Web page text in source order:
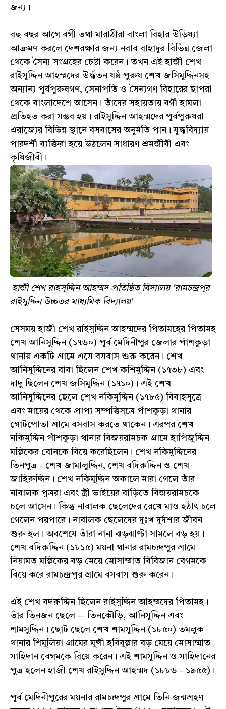
জন্য।
বহু বছর আগে বর্গী তথা মারাঠীরা বাংলা বিহার উড়িষ্যা
আক্রমণ করলে দেশরক্ষার জন্য নবাব বাহাদুর বিভিন্ন জেলা
থেকে সৈন্য সংগ্রহের চেষ্টা করেন। তখন এই হাজী শেখ
রাইসুদ্দিন আহম্মদের উর্দ্ধতন ষষ্ঠ পুরুষ শেখ জসিমুদ্দিনসহ
অন্যান্য পূর্বপুরুষগণ, সেনাপতি ও সৈন্যগণ বিহারের ছাপরা
থেকে বাংলাদেশে আসেন। তাঁদের সহায়তায় বর্গী হামলা
প্রতিহত করা সম্ভব হয়। রাইসুদ্দিন আহম্মদের পূর্বপুরুষরা
এরাজ্যের বিভিন্ন স্থানে বসবাসের অনুমতি পান। যুদ্ধবিদ্যায়
পারদর্শী ব্যক্তিরা হয়ে উঠলেন সাধারণ শ্রমজীবী এবং
কৃষিজীবী।
হাজী শেখ রাইসুদ্দিন আহম্মদ প্রতিষ্ঠিত বিদ্যালয় 'রামচন্দ্রপুর
রাইসুদ্দিন উচ্চতর মাধ্যমিক বিদ্যালয়'
সেসময় হাজী শেখ রাইসুদ্দিন আহম্মদের পিতামহের পিতামহ
শেখ আনিসুদ্দিন (১৭৬০) পূর্ব মেদিনীপুর জেলার পাঁশকুড়া
থানায় একটি গ্রামে এসে বসবাস শুরু করেন। শেখ
আনিসুদ্দিনের বাবা ছিলেন শেখ কশিমুদ্দিন (১৭৩৮) এবং
দাদু ছিলেন শেখ জসিমুদ্দিন (১৭১০)। এই শেখ
আনিসুদ্দিনের ছেলে শেখ নকিমুদ্দিন (১৭৮৫) বিবাহসূত্রে
এবং মায়ের থেকে প্রাপ্য সম্পত্তিসূত্রে পাঁশকুড়া থানার
গোটপোতা গ্রামে বসবাস করতে থাকেন। এরপর শেখ
নকিমুদ্দিন পাঁশকুড়া থানার বিজয়রামচক গ্রামে হাপিজুদ্দিন
মল্লিকের বোনকে বিয়ে করেছিলেন। শেখ নকিমুদ্দিনের
তিনপুত্র - শেখ জামালুদ্দিন, শেখ বদিরুদ্দিন ও শেখ
জাহিরুদ্দিন। শেখ নকিমুদ্দিন অকালে মারা গেলে তাঁর
নাবালক পুত্ররা এবং স্ত্রী ভাইয়ের বাড়িতে বিজয়রামচকে
চলে আসেন। কিন্তু নাবালক ছেলেদের রেখে মাও হঠাৎ চলে
গেলেন পরপারে। নাবালক ছেলেদের দুঃখ দুর্দশার জীবন
শুরু হল। অবশেষে তাঁরা নানা ঝড়ঝাপ্টা সামলে বড় হয়।
শেখ বদিরুদ্দিন (১৮১৫) ময়না থানার রামচন্দ্রপুর গ্রামে
নিয়ামত মল্লিকের বড় মেয়ে মোসাম্মাত বিবিজান বেগমকে
বিয়ে করে রামচন্দ্রপুর গ্রামে বসবাস শুরু করেন।
এই শেখ বদরুদ্দিন ছিলেন রাইসুদ্দিন আহম্মদের পিতামহ।
তাঁর তিনজন ছেলে -- তিনকৌড়ি, আনিসুদ্দিন এবং
শামসুদ্দিন। ছোট ছেলে শেখ শামসুদ্দিন (১৮৫০) তমলুক
থানার শিমুলিয়া গ্রামের মুন্সী হবিবুল্লার বড় মেয়ে মোসাম্মাত
সাহিদান বেগমকে বিয়ে করেন। এই শামসুদ্দিন ও সাহিদানের
পুত্র হলেন হাজী শেখ রাইসুদ্দিন আহম্মদ (১৮৮৬ - ১৯৫৫)।
পূর্ব মেদিনীপুরের ময়নার রামচন্দ্রপুর গ্রামে তিনি জন্মগ্রহণ